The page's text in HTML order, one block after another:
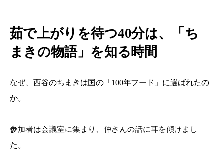
茹で上がりを待つ40分は、「ち
まきの物語」を知る時間
なぜ、西谷のちまきは国の「100年フード」に選ばれたの
か。
参加者は会議室に集まり、仲さんの話に耳を傾けまし
た。